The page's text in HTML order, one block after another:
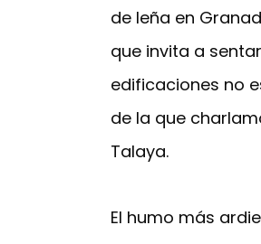
de leña en
que invita a
edificaciones no
de la que
Talaya.
El humo más